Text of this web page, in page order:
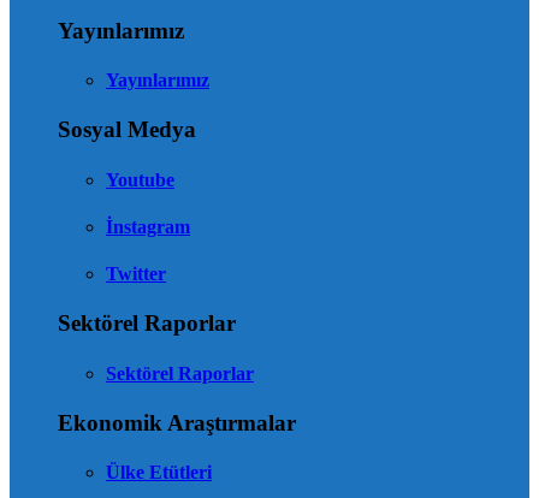
Yayınlarımız
Yayınlarımız
Sosyal Medya
Youtube
İnstagram
Twitter
Sektörel Raporlar
Sektörel Raporlar
Ekonomik Araştırmalar
Ülke Etütleri